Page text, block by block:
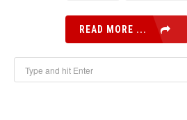
READ MORE ...